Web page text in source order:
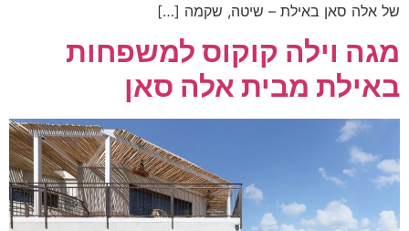
של אלה סאן באילת – שיטה, שקמה […]
מגה וילה קוקוס למשפחות
באילת מבית אלה סאן